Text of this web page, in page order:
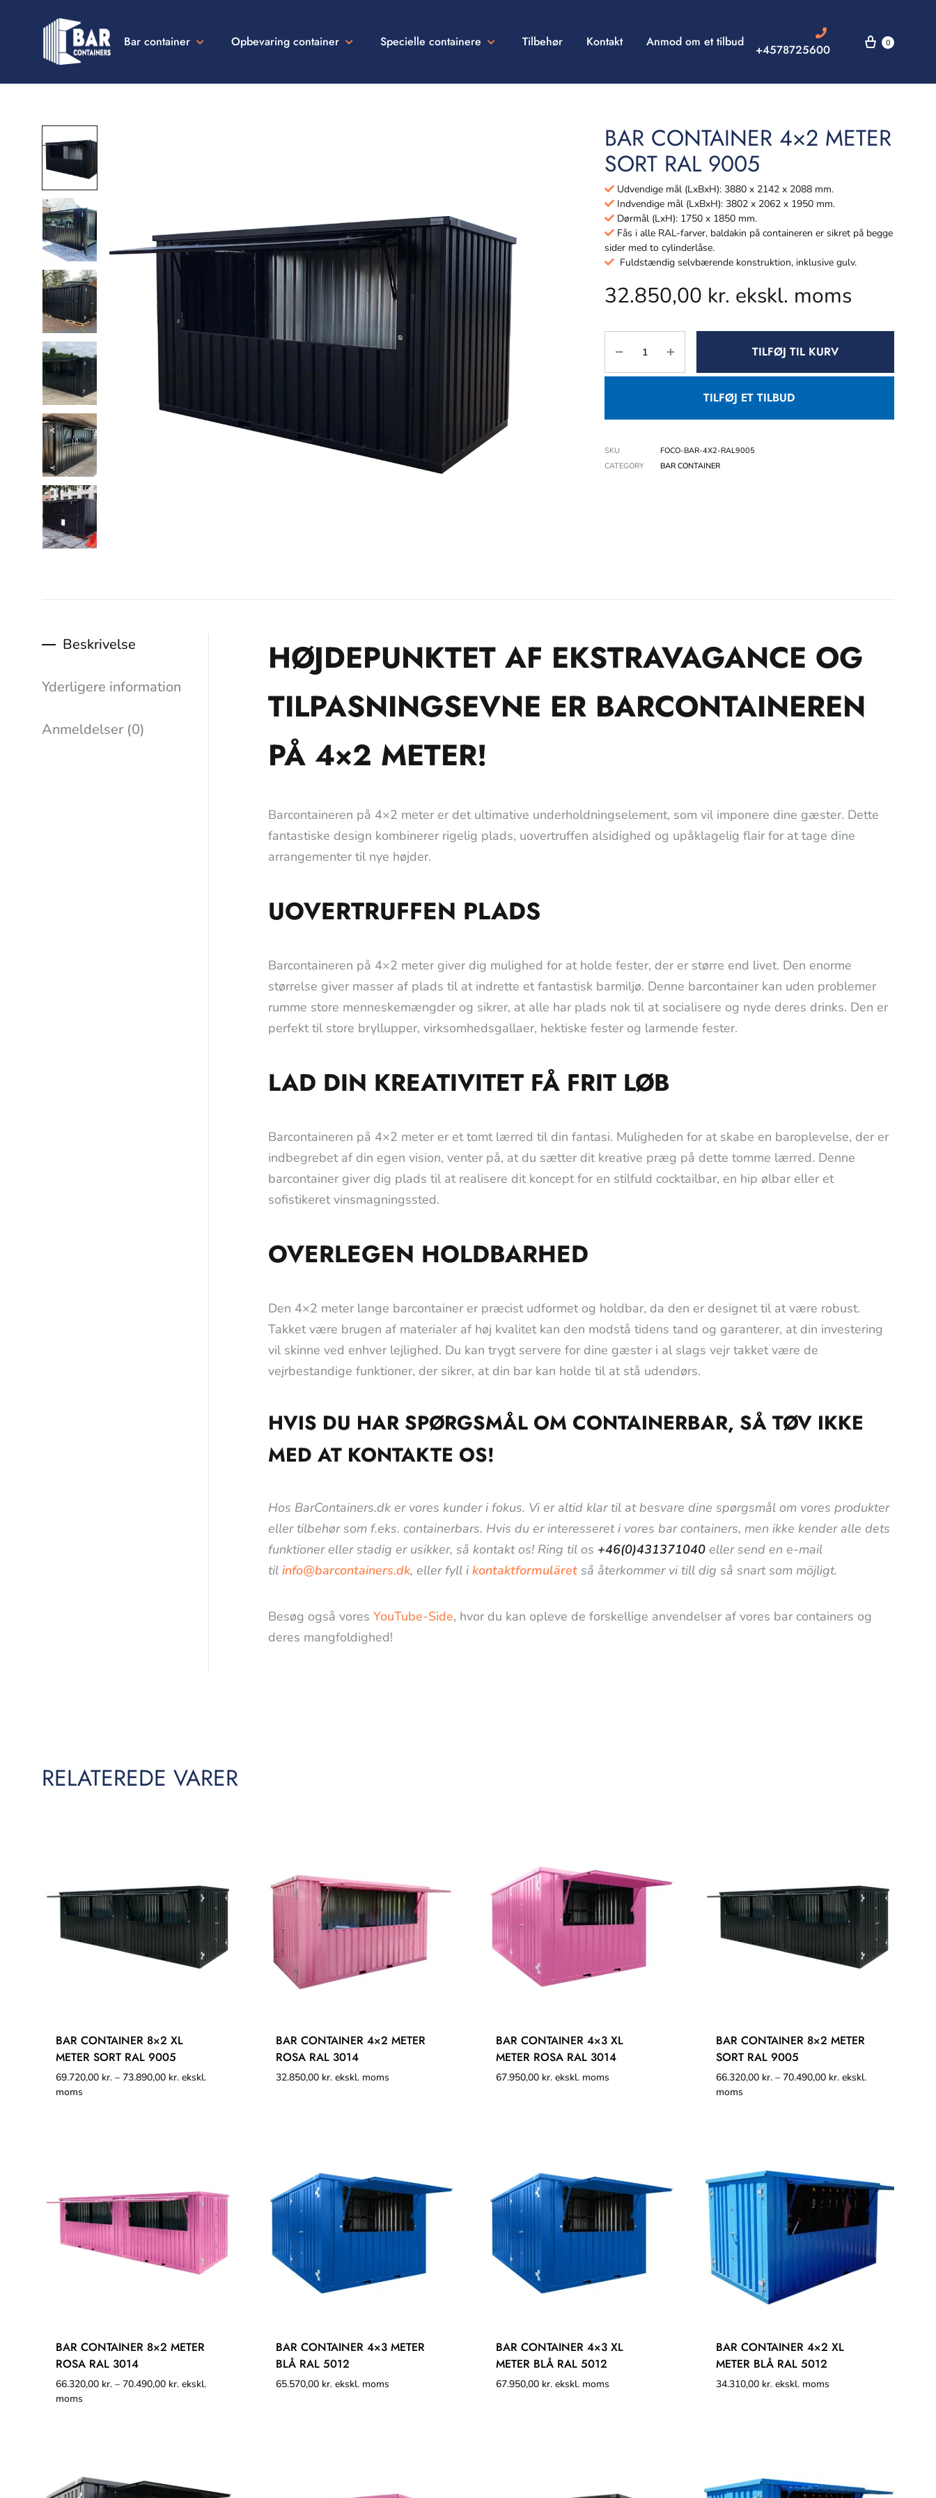
Bar container Opbevaring container Specielle containere Tilbehør Kontakt Anmod om et tilbud
+4578725600 0
BAR CONTAINER 4×2 METER
SORT RAL 9005
Udvendige mål (LxBxH): 3880 x 2142 x 2088 mm.
Indvendige mål (LxBxH): 3802 x 2062 x 1950 mm.
Dørmål (LxH): 1750 x 1850 mm.
Fås i alle RAL-farver, baldakin på containeren er sikret på begge
sider med to cylinderlåse.
Fuldstændig selvbærende konstruktion, inklusive gulv.
32.850,00 kr. ekskl. moms
TILFØJ TIL KURV
TILFØJ ET TILBUD
SKU
FOCO-BAR-4X2-RAL9005
CATEGORY
BAR CONTAINER
Beskrivelse
Yderligere information
Anmeldelser (0)
HØJDEPUNKTET AF EKSTRAVAGANCE OG
TILPASNINGSEVNE ER BARCONTAINEREN
PÅ 4×2 METER!
Barcontaineren på 4×2 meter er det ultimative underholdningselement, som vil imponere dine gæster. Dette
fantastiske design kombinerer rigelig plads, uovertruffen alsidighed og upåklagelig flair for at tage dine
arrangementer til nye højder.
UOVERTRUFFEN PLADS
Barcontaineren på 4×2 meter giver dig mulighed for at holde fester, der er større end livet. Den enorme
størrelse giver masser af plads til at indrette et fantastisk barmiljø. Denne barcontainer kan uden problemer
rumme store menneskemængder og sikrer, at alle har plads nok til at socialisere og nyde deres drinks. Den er
perfekt til store bryllupper, virksomhedsgallaer, hektiske fester og larmende fester.
LAD DIN KREATIVITET FÅ FRIT LØB
Barcontaineren på 4×2 meter er et tomt lærred til din fantasi. Muligheden for at skabe en baroplevelse, der er
indbegrebet af din egen vision, venter på, at du sætter dit kreative præg på dette tomme lærred. Denne
barcontainer giver dig plads til at realisere dit koncept for en stilfuld cocktailbar, en hip ølbar eller et
sofistikeret vinsmagningssted.
OVERLEGEN HOLDBARHED
Den 4×2 meter lange barcontainer er præcist udformet og holdbar, da den er designet til at være robust.
Takket være brugen af materialer af høj kvalitet kan den modstå tidens tand og garanterer, at din investering
vil skinne ved enhver lejlighed. Du kan trygt servere for dine gæster i al slags vejr takket være de
vejrbestandige funktioner, der sikrer, at din bar kan holde til at stå udendørs.
HVIS DU HAR SPØRGSMÅL OM CONTAINERBAR, SÅ TØV IKKE
MED AT KONTAKTE OS!
Hos BarContainers.dk er vores kunder i fokus. Vi er altid klar til at besvare dine spørgsmål om vores produkter
eller tilbehør som f.eks. containerbars. Hvis du er interesseret i vores bar containers, men ikke kender alle dets
funktioner eller stadig er usikker, så kontakt os! Ring til os +46(0)431371040 eller send en e-mail
til info@barcontainers.dk, eller fyll i kontaktformuläret så återkommer vi till dig så snart som möjligt.
Besøg også vores YouTube-Side, hvor du kan opleve de forskellige anvendelser af vores bar containers og
deres mangfoldighed!
RELATEREDE VARER
BAR CONTAINER 8×2 XL
METER SORT RAL 9005
69.720,00 kr. – 73.890,00 kr. ekskl.
moms
BAR CONTAINER 4×2 METER
ROSA RAL 3014
32.850,00 kr. ekskl. moms
BAR CONTAINER 4×3 XL
METER ROSA RAL 3014
67.950,00 kr. ekskl. moms
BAR CONTAINER 8×2 METER
SORT RAL 9005
66.320,00 kr. – 70.490,00 kr. ekskl.
moms
BAR CONTAINER 8×2 METER
ROSA RAL 3014
66.320,00 kr. – 70.490,00 kr. ekskl.
moms
BAR CONTAINER 4×3 METER
BLÅ RAL 5012
65.570,00 kr. ekskl. moms
BAR CONTAINER 4×3 XL
METER BLÅ RAL 5012
67.950,00 kr. ekskl. moms
BAR CONTAINER 4×2 XL
METER BLÅ RAL 5012
34.310,00 kr. ekskl. moms